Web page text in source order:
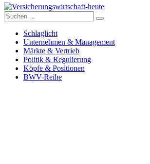
Versicherungswirtschaft-heute
Suche
nach:
Schlaglicht
Unternehmen & Management
Märkte & Vertrieb
Politik & Regulierung
Köpfe & Positionen
BWV-Reihe